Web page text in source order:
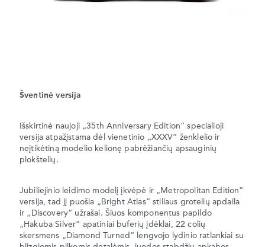
Šventinė versija
Išskirtinė naujoji „35th Anniversary Edition“ specialioji
versija atpažįstama dėl vienetinio „XXXV“ ženklelio ir
neįtikėtiną modelio kelionę pabrėžiančių apsauginių
plokštelių.
Jubiliejinio leidimo modelį įkvėpė ir „Metropolitan Edition“
versija, tad jį puošia „Bright Atlas“ stiliaus grotelių apdaila
ir „Discovery“ užrašai. Šiuos komponentus papildo
„Hakuba Silver“ apatiniai buferių įdėklai, 22 colių
skersmens „Diamond Turned“ lengvojo lydinio ratlankiai su